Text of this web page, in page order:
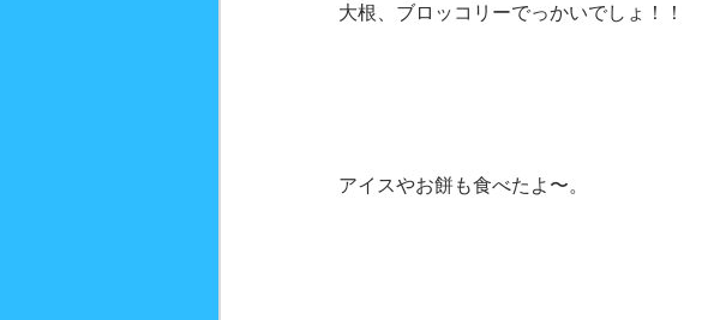
大根、ブロッコリーでっかいでしょ！！
アイスやお餅も食べたよ〜。